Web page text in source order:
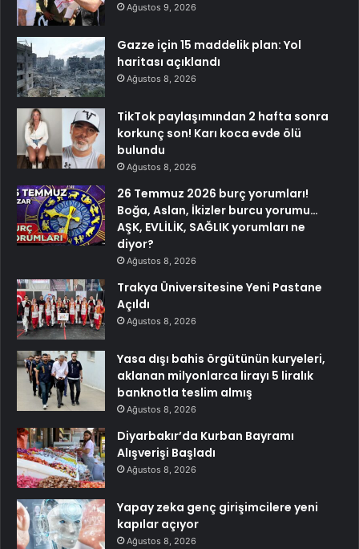
Ağustos 9, 2026
Gazze için 15 maddelik plan: Yol
haritası açıklandı
Ağustos 8, 2026
TikTok paylaşımından 2 hafta sonra
korkunç son! Karı koca evde ölü
bulundu
Ağustos 8, 2026
26 Temmuz 2026 burç yorumları!
Boğa, Aslan, İkizler burcu yorumu…
AŞK, EVLİLİK, SAĞLIK yorumları ne
diyor?
Ağustos 8, 2026
Trakya Üniversitesine Yeni Pastane
Açıldı
Ağustos 8, 2026
Yasa dışı bahis örgütünün kuryeleri,
aklanan milyonlarca lirayı 5 liralık
banknotla teslim almış
Ağustos 8, 2026
Diyarbakır’da Kurban Bayramı
Alışverişi Başladı
Ağustos 8, 2026
Yapay zeka genç girişimcilere yeni
kapılar açıyor
Ağustos 8, 2026